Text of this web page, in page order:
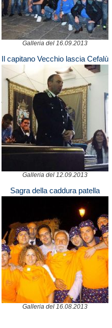
Galleria del 16.09.2013
Il capitano Vecchio lascia Cefalù
Galleria del 12.09.2013
Sagra della caddura patella
Galleria del 16.08.2013